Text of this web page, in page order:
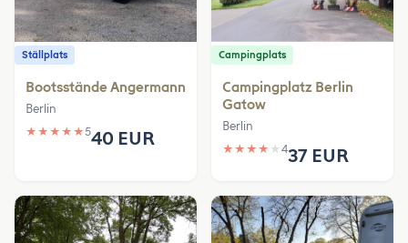
Ställplats
Bootsstände Angermann
Berlin
★ ★ ★ ★ ★540 EUR
Campingplats
Campingplatz Berlin
Gatow
Berlin
★ ★ ★ ★ ★ 437 EUR